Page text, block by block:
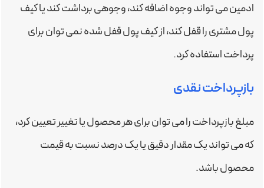
ادمین می تواند وجوه اضافه کند، وجوهی برداشت کند یا کیف
پول مشتری را قفل کند، از کیف پول قفل شده نمی توان برای
پرداخت استفاده کرد.
بازپرداخت نقدی
مبلغ بازپرداخت را می توان برای هر محصول یا تغییر تعیین کرد،
که می تواند یک مقدار دقیق یا یک درصد نسبت به قیمت
محصول باشد.